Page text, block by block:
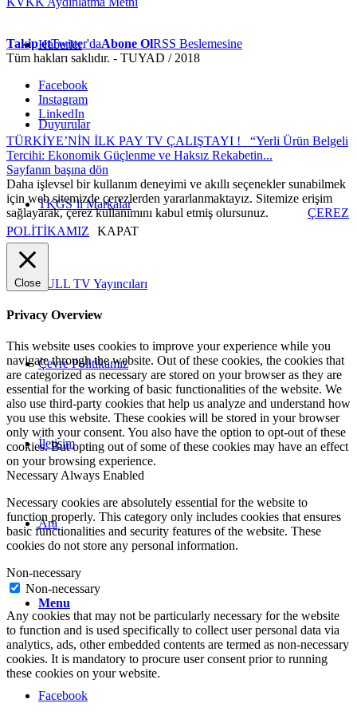
Haberler
Duyurular
TKGS’li Markalar
FULL TV Yayıncıları
Çevre Politikamız
İletişim
Ara
Menu
Facebook
Takip etTwitter'daAbone OlRSS Beslemesine
Tüm hakları saklıdır. - TUYAD / 2018
Facebook
Instagram
LinkedIn
TÜRKİYE’NİN İLK PAY TV ÇALIŞTAYI !
“Yerli Ürün Belgeli
Tercihi: Ekonomik Güçlenme ve Haksız Rekabetin...
Sayfanın başına dön
Daha işlevsel bir kullanım deneyimi ve akıllı seçenekler sunabilmek
için web sitemizde çerezlerden yararlanmaktayız. Sitemize erişim
sağlayarak, çerez kullanımını kabul etmiş olursunuz.
ÇEREZ
POLİTİKAMIZ
KAPAT
Close
Privacy Overview
This website uses cookies to improve your experience while you
navigate through the website. Out of these cookies, the cookies that
are categorized as necessary are stored on your browser as they are
essential for the working of basic functionalities of the website. We
also use third-party cookies that help us analyze and understand how
you use this website. These cookies will be stored in your browser
only with your consent. You also have the option to opt-out of these
cookies. But opting out of some of these cookies may have an effect
on your browsing experience.
Necessary Always Enabled
Necessary cookies are absolutely essential for the website to
function properly. This category only includes cookies that ensures
basic functionalities and security features of the website. These
cookies do not store any personal information.
Non-necessary
Non-necessary
Any cookies that may not be particularly necessary for the website
to function and is used specifically to collect user personal data via
analytics, ads, other embedded contents are termed as non-necessary
cookies. It is mandatory to procure user consent prior to running
these cookies on your website.